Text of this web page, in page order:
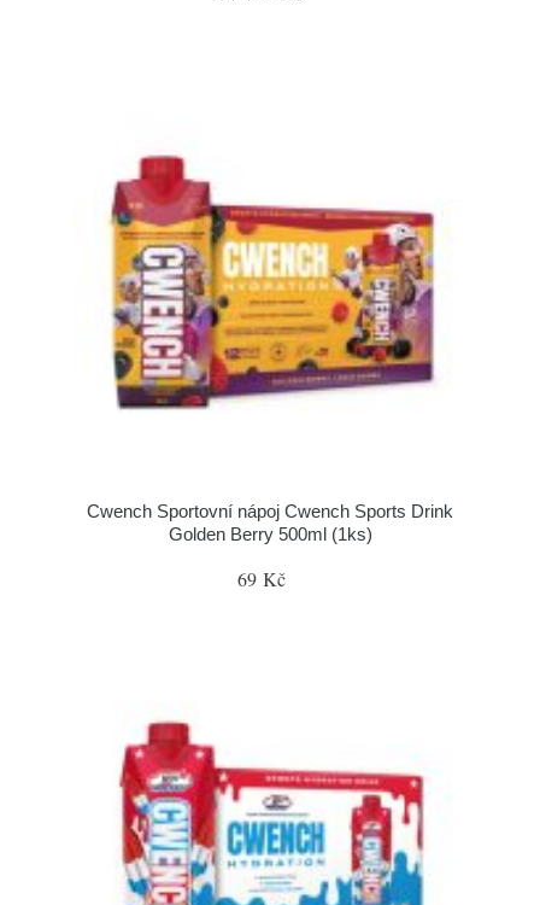
Cwench Sportovní nápoj Cwench Sports Drink
Golden Berry 500ml (1ks)
69 Kč